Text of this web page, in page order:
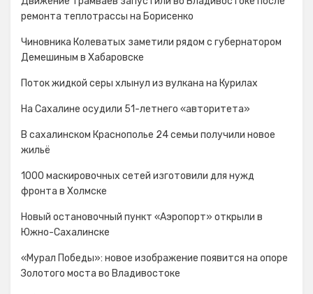
ремонта теплотрассы на Борисенко
Чиновника Колеватых заметили рядом с губернатором
Демешиным в Хабаровске
Поток жидкой серы хлынул из вулкана на Курилах
На Сахалине осудили 51-летнего «авторитета»
В сахалинском Краснополье 24 семьи получили новое
жильё
1000 маскировочных сетей изготовили для нужд
фронта в Холмске
Новый остановочный пункт «Аэропорт» открыли в
Южно-Сахалинске
«Мурал Победы»: новое изображение появится на опоре
Золотого моста во Владивостоке